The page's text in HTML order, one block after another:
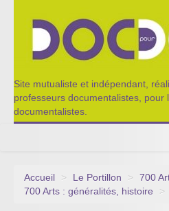
Site mutualiste et indépendant,
professeurs documentalistes, pour
documentalistes.
Le Portillon
Accueil > Le Portillon > 700
700 Arts : généralités, histoire
>